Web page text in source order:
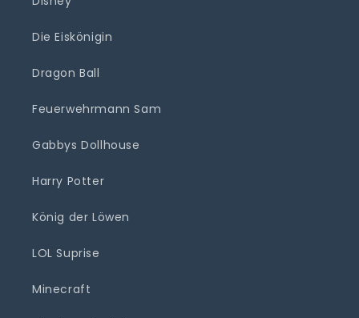
Die Eiskönigin
Dragon Ball
Feuerwehrmann Sam
Gabbys Dollhouse
Harry Potter
König der Löwen
LOL Suprise
Minecraft